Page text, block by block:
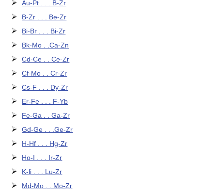
Au-Pt . . . B-Zr
B-Zr . . . Be-Zr
Bi-Br . . . Bi-Zr
Bk-Mo . .Ca-Zn
Cd-Ce . . Ce-Zr
Cf-Mo . . Cr-Zr
Cs-F . . . Dy-Zr
Er-Fe . . . F-Yb
Fe-Ga . . Ga-Zr
Gd-Ge . . .Ge-Zr
H-Hf . . . Hg-Zr
Ho-I . . . Ir-Zr
K-li . . . Lu-Zr
Md-Mo . . Mo-Zr